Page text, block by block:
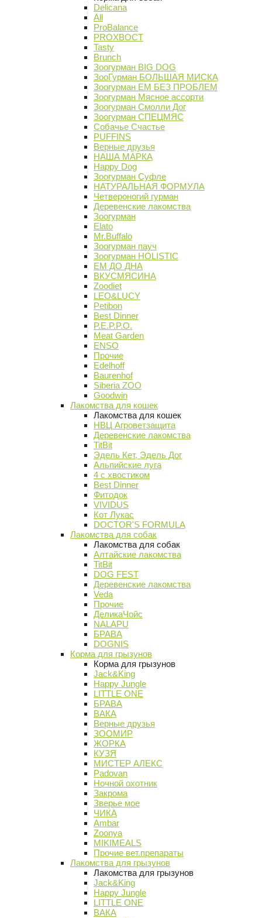
Delicana
All
ProBalance
PROХВОСТ
Tasty
Brunch
Зоогурман BIG DOG
ЗооГурман БОЛЬШАЯ МИСКА
Зоогурман ЕМ БЕЗ ПРОБЛЕМ
Зоогурман Мясное ассорти
Зоогурман Смолли Дог
Зоогурман СПЕЦМЯС
Собачье Счастье
PUFFINS
Верные друзья
НАША МАРКА
Happy Dog
Зоогурман Суфле
НАТУРАЛЬНАЯ ФОРМУЛА
Четвероногий гурман
Деревенские лакомства
Зоогурман
Elato
Mr.Buffalo
Зоогурман пауч
Зоогурман HOLISTIC
ЕМ ДО ДНА
ВКУСМЯСИНА
Zoodiet
LEO&LUCY
Petibon
Best Dinner
P.E.P.P.O.
Meat Garden
ENSO
Прочие
Edelhoff
Baurenhof
Siberia ZOO
Goodwin
Лакомства для кошек
Лакомства для кошек
НВЦ Агроветзащита
Деревенские лакомства
TitBit
Эдель Кет, Эдель Дог
Альпийские луга
4 с хвостиком
Best Dinner
Фитодок
VIVIDUS
Кот Лукас
DOCTOR'S FORMULA
Лакомства для собак
Лакомства для собак
Алтайские лакомства
TitBit
DOG FEST
Деревенские лакомства
Veda
Прочие
ДеликаЧойс
NALAPU
БРАВА
DOGNIS
Корма для грызунов
Корма для грызунов
Jack&King
Happy Jungle
LITTLE ONE
БРАВА
ВАКА
Верные друзья
ЗООМИР
ЖОРКА
КУЗЯ
МИСТЕР АЛЕКС
Padovan
Ночной охотник
Закрома
Зверье мое
ЧИКА
Ambar
Zoonya
MIKIMEALS
Прочие вет.препараты
Лакомства для грызунов
Лакомства для грызунов
Jack&King
Happy Jungle
LITTLE ONE
ВАКА